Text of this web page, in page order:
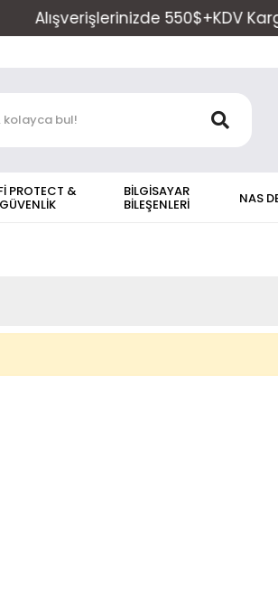
Alışverişlerinizde 550$+KDV Kargo
PROTECT &
GÜVENLİK
BİLGİSAYAR
BİLEŞENLERİ NAS